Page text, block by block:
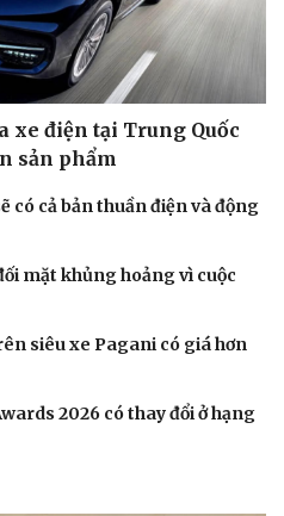
Công nghệ
Sành điệu
Chuyển đổi số
xe điện tại Trung Quốc
sản phẩm
có cả bản thuần điện và động
mặt khủng hoảng vì cuộc
siêu xe Pagani có giá hơn
2026 có thay đổi ở hạng